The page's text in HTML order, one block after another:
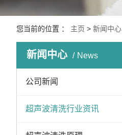
您当前的位置 ： 主页 > 新闻中心
新闻中心 News
公司新闻
超声波清洗行业资讯